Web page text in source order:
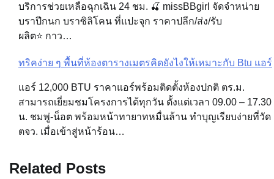
บริการช่วยเหลือฉุกเฉิน 24 ชม. 🍒 missBBgirl จัดจำหน่าย
บราปีกนก บราซิลิโคน ที่แปะจุก ราคาปลีก/ส่ง/รับ
ผลิต⭐️ กาว…
ทริคง่าย ๆ พื้นที่ห้องตารางเมตรคิดยังไงให้เหมาะกับ Btu แอร์
แอร์ 12,000 BTU ราคาแอร์พร้อมติดตั้งห้องปกติ ตร.ม.
สามารถเยี่ยมชมโครงการได้ทุกวัน ตั้งแต่เวลา 09.00 – 17.30
น. ชมพู่-น็อต พร้อมหน้าทายาทหมื่นล้าน ทำบุญเรียบง่ายที่วัด
ตจว. เมื่อเข้าสู่หน้าร้อน…
Related Posts